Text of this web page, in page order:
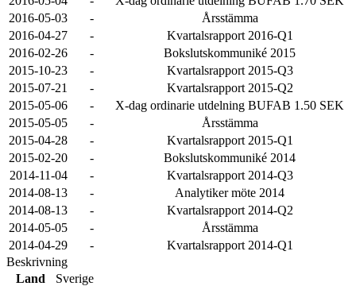
2016-05-03
-
Årsstämma
2016-04-27
-
Kvartalsrapport 2016-Q1
2016-02-26
-
Bokslutskommuniké 2015
2015-10-23
-
Kvartalsrapport 2015-Q3
2015-07-21
-
Kvartalsrapport 2015-Q2
2015-05-06
-
X-dag ordinarie utdelning BUFAB 1.50 SEK
2015-05-05
-
Årsstämma
2015-04-28
-
Kvartalsrapport 2015-Q1
2015-02-20
-
Bokslutskommuniké 2014
2014-11-04
-
Kvartalsrapport 2014-Q3
2014-08-13
-
Analytiker möte 2014
2014-08-13
-
Kvartalsrapport 2014-Q2
2014-05-05
-
Årsstämma
2014-04-29
-
Kvartalsrapport 2014-Q1
Beskrivning
Land
Sverige